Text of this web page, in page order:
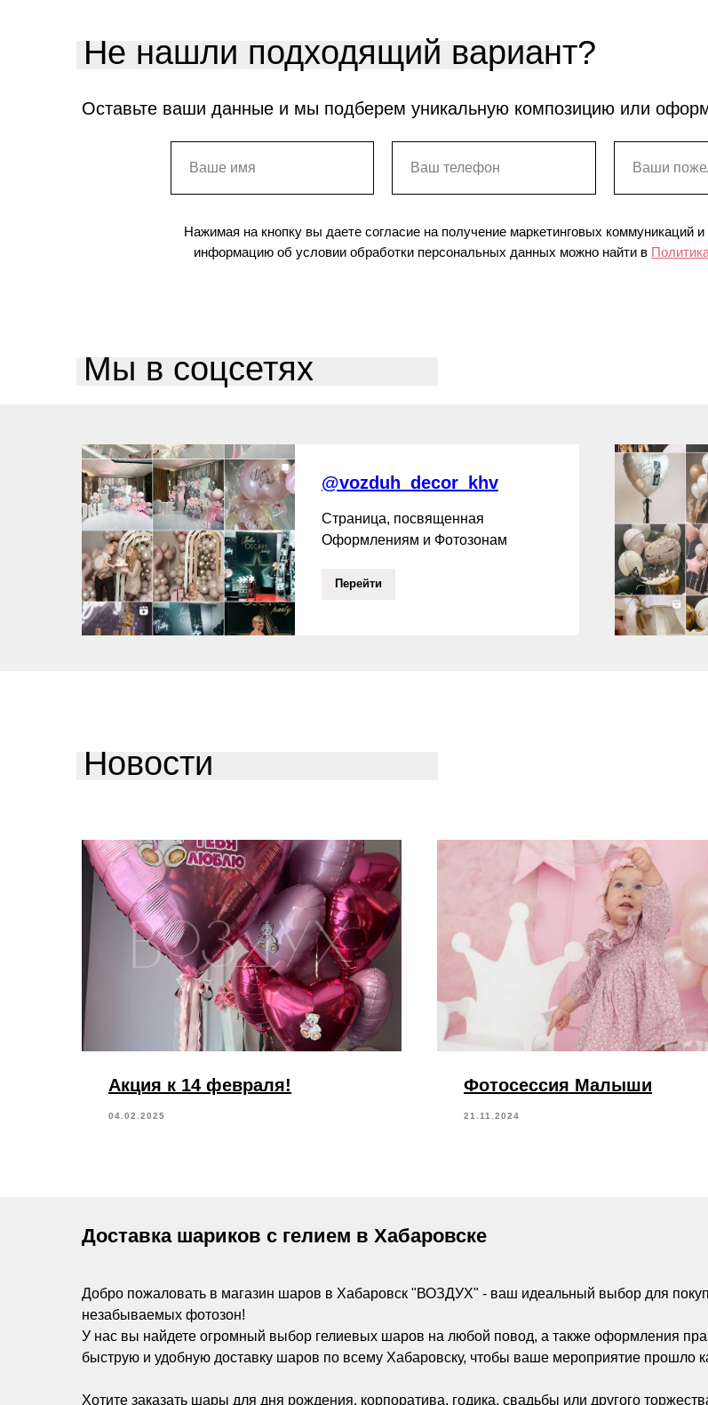
Не нашли подходящий вариант?
Оставьте ваши данные и мы подберем уникальную композицию или
Нажимая на кнопку вы даете согласие на получение маркетинговых коммуникаций и
информацию об условии обработки персональных данных можно найти в
Мы в соцсетях
@vozduh_decor_khv
Страница, посвященная
Оформлениям и Фотозонам
Перейти
Новости
Акция к 14 февраля!
04.02.2025
Фотосессия Малыши
21.11.2024
Доставка шариков с гелием в Хабаровске
Добро пожаловать в магазин шаров в Хабаровск "ВОЗДУХ" - ваш идеальный выбор для
незабываемых фотозон!
У нас вы найдете огромный выбор гелиевых шаров на любой повод, а также оформления
быструю и удобную доставку шаров по всему Хабаровску, чтобы ваше мероприятие прошло
Хотите заказать шары для дня рождения, корпоратива, годика, свадьбы или другого